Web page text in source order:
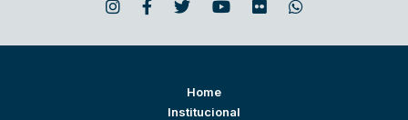
Home
Institucional